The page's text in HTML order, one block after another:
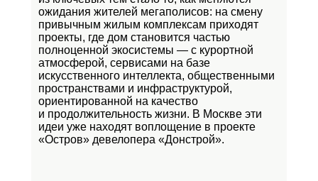
ожидания жителей мегаполисов: на смену
привычным жилым комплексам приходят
проекты, где дом становится частью
полноценной экосистемы — с курортной
атмосферой, сервисами на базе
искусственного интеллекта, общественными
пространствами и инфраструктурой,
ориентированной на качество
и продолжительность жизни. В Москве эти
идеи уже находят воплощение в проекте
«Остров» девелопера «Донстрой».